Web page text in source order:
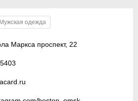
Мужская одежда
Маркса проспект, 22